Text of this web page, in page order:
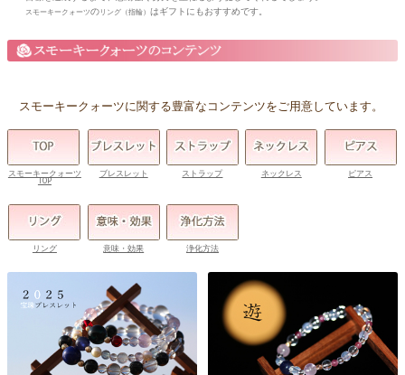
スモーキークォーツの リング（指輪）はギフトにもおすすめです。
スモーキークォーツに関する豊富なコンテンツをご用意しています。
スモーキークォーツ
TOP
ブレスレット ストラップ ネックレス ピアス
リング 意味・効果 浄化方法